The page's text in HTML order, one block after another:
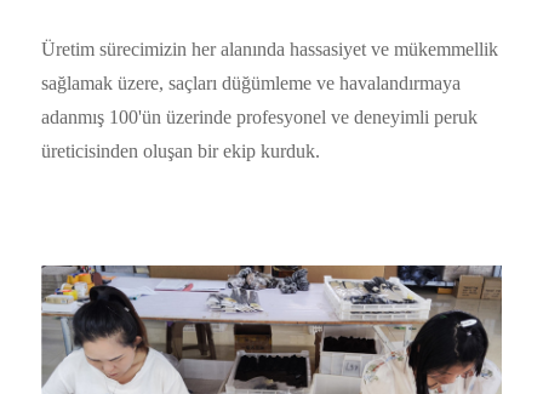
Üretim sürecimizin her alanında hassasiyet ve mükemmellik
sağlamak üzere, saçları düğümleme ve havalandırmaya
adanmış 100'ün üzerinde profesyonel ve deneyimli peruk
üreticisinden oluşan bir ekip kurduk.